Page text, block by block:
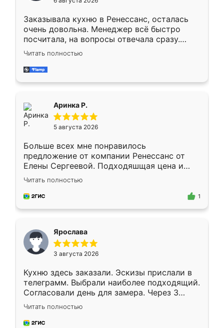
мебели буду заказывать только здесь.
Заказывала кухню в Ренессанс, осталась
очень довольна. Менеджер всё быстро
посчитала, на вопросы отвечала сразу.
Замерщик приехал в субботу, подошёл к
делу со всей ответственностью. Собрали
за день, ребята работали аккуратно, даже
Читать полностью
Аринка Р.
5 августа 2026
Больше всех мне понравилось
предложение от компании Ренессанс от
Елены Сергеевой. Подходяшщая цена и
короткие сроки изготовления. Приехавший
для замера сотрудник Владислав
предложил по моему эскизу самый
Читать полностью
1
Ярослава
3 августа 2026
Кухню здесь заказали. Эскизы прислали в
телеграмм. Выбрали наиболее подходящий.
Согласовали день для замера. Через 3
недели кухня была уже готова. Остались
довольны работой. Спасибо Ренессанс
мебель за качественную работу!
Читать полностью